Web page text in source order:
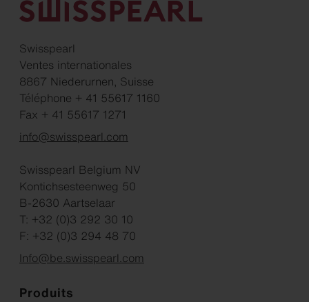
Swisspearl
Ventes internationales
8867 Niederurnen, Suisse
Téléphone + 41 55617 1160
Fax + 41 55617 1271
info@swisspearl.com
Swisspearl Belgium NV
Kontichsesteenweg 50
B-2630 Aartselaar
T: +32 (0)3 292 30 10
F: +32 (0)3 294 48 70
Info@be.swisspearl.com
Produits